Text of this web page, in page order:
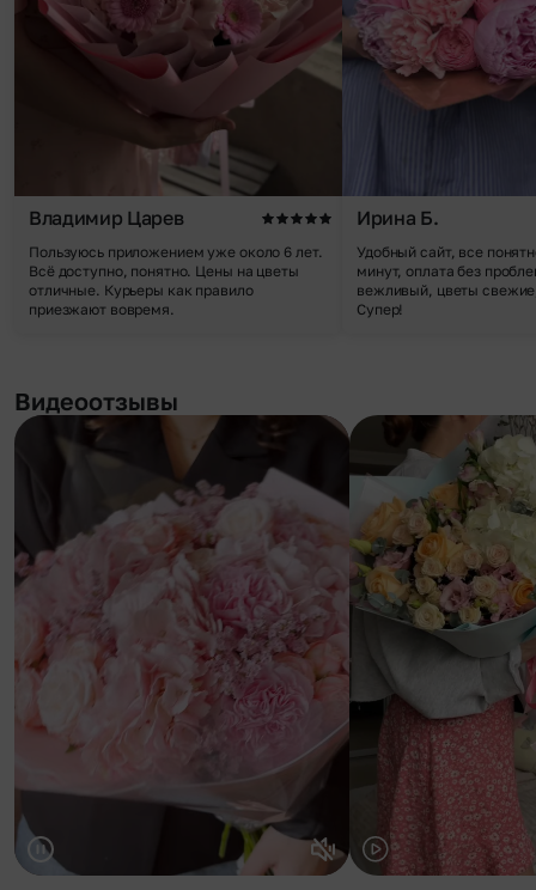
Владимир Царев
Пользуюсь приложением уже около 6 лет.
Всё доступно, понятно. Цены на цветы
отличные. Курьеры как правило
приезжают вовремя.
Ирина Б.
Удобный сайт, все
минут, оплата без
вежливый, цветы
Супер!
Видеоотзывы